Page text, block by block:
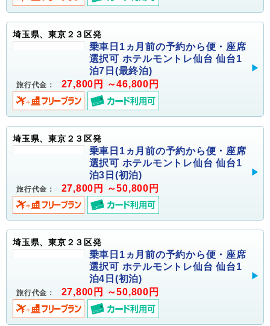
埼玉県、東京２３区発
乗車日1ヵ月前の予約から便・座席
選択可 ホテルモントレ仙台 仙台1
泊7日(最終泊)
旅行代金： 27,800円 ～46,800円
埼玉県、東京２３区発
乗車日1ヵ月前の予約から便・座席
選択可 ホテルモントレ仙台 仙台1
泊3日(初泊)
旅行代金： 27,800円 ～50,800円
埼玉県、東京２３区発
乗車日1ヵ月前の予約から便・座席
選択可 ホテルモントレ仙台 仙台1
泊4日(初泊)
旅行代金： 27,800円 ～50,800円